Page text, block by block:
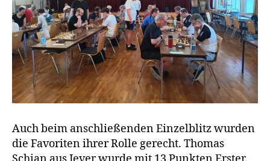
Auch beim anschließenden Einzelblitz wurden
die Favoriten ihrer Rolle gerecht. Thomas